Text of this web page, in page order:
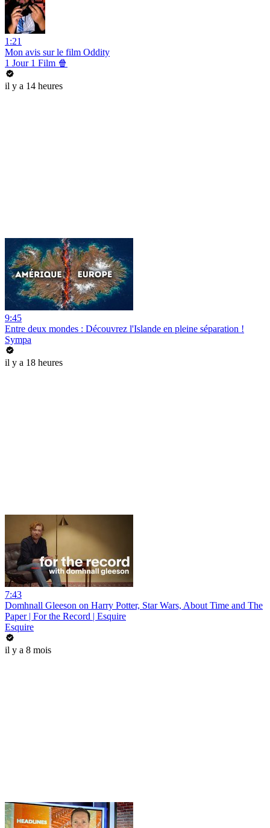
1:21
Mon avis sur le film Oddity
1 Jour 1 Film 🍿
il y a 14 heures
9:45
Entre deux mondes : Découvrez l'Islande en pleine séparation !
Sympa
il y a 18 heures
7:43
Domhnall Gleeson on Harry Potter, Star Wars, About Time and The
Paper | For the Record | Esquire
Esquire
il y a 8 mois